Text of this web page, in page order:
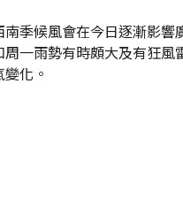
南季候風會在今日逐漸影
一雨勢有時頗大及有狂
化。